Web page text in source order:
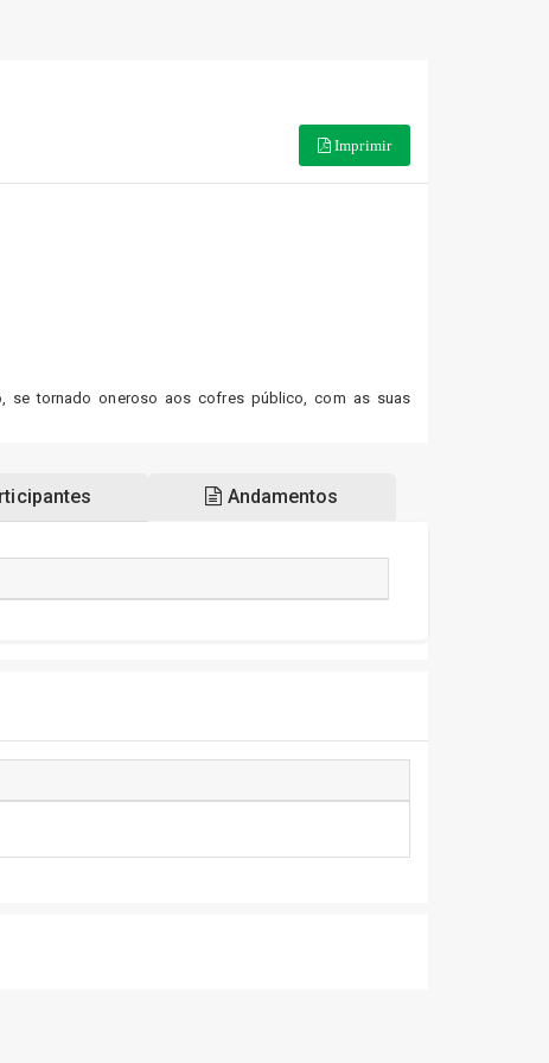
Imprimir
se tornado oneroso aos cofres público, com as suas
Andamentos